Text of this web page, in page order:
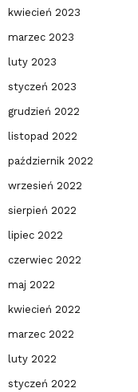
kwiecień 2023
marzec 2023
luty 2023
styczeń 2023
grudzień 2022
listopad 2022
październik 2022
wrzesień 2022
sierpień 2022
lipiec 2022
czerwiec 2022
maj 2022
kwiecień 2022
marzec 2022
luty 2022
styczeń 2022